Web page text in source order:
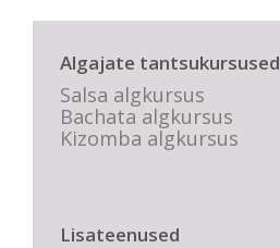
Algajate tantsukursused
Salsa algkursus
Bachata algkursus
Kizomba algkursus
Lisateenused